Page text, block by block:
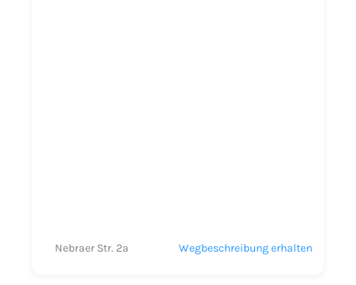
Nebraer Str. 2a Wegbeschreibung erhalten